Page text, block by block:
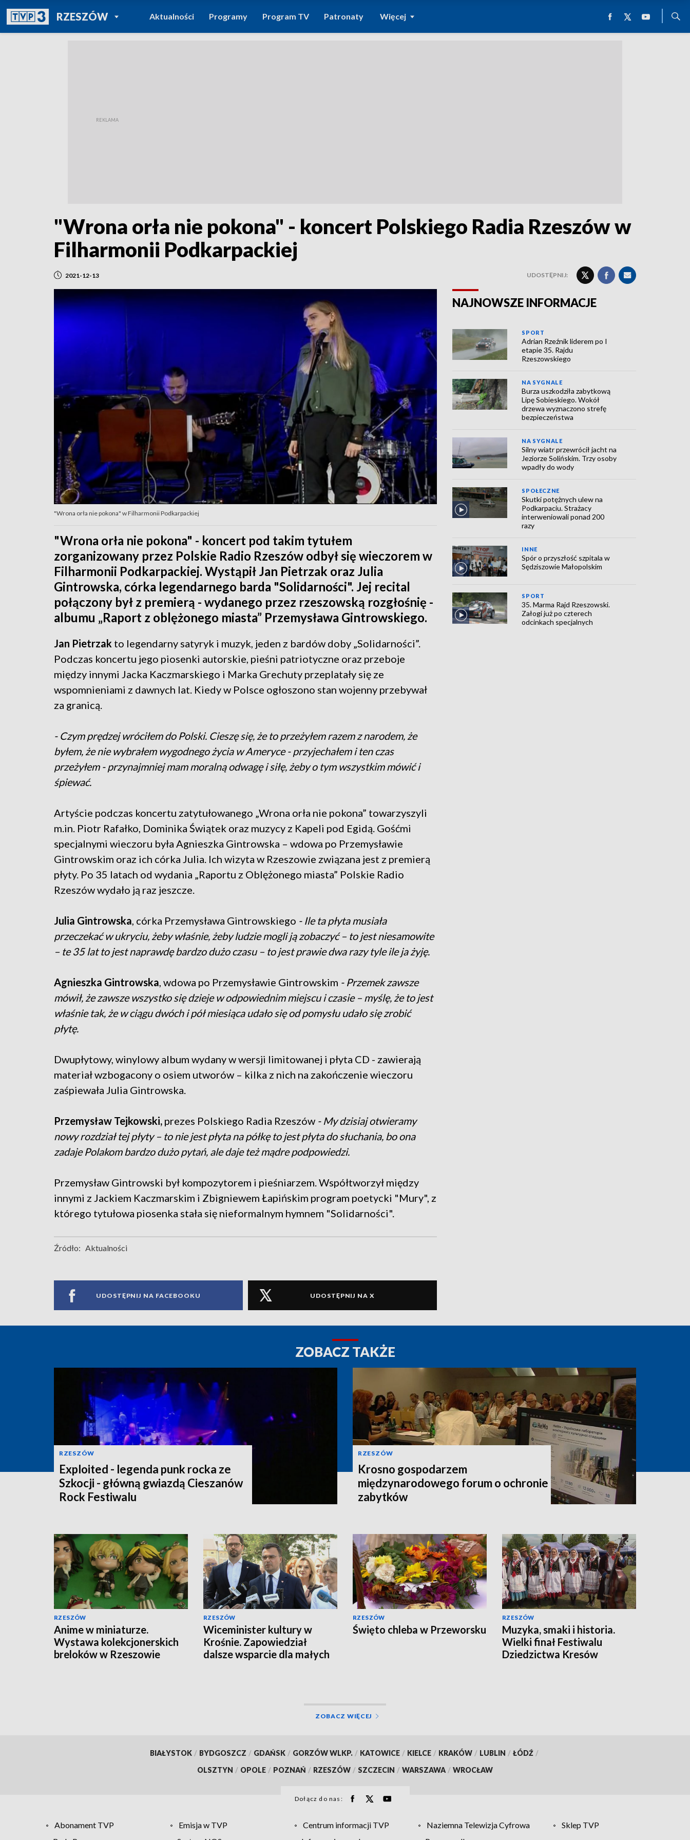
RZESZÓWPOWRÓT DO
TVP REGIONY
Aktualności Programy Program TV Patronaty Więcej
"Wrona orła nie pokona" - koncert Polskiego Radia Rzeszów w
Filharmonii Podkarpackiej
2021-12-13 UDOSTĘPNIJ:
"Wrona orła nie pokona" w Filharmonii Podkarpackiej
"Wrona orła nie pokona" - koncert pod takim tytułem
zorganizowany przez Polskie Radio Rzeszów odbył się wieczorem w
Filharmonii Podkarpackiej. Wystąpił Jan Pietrzak oraz Julia
Gintrowska, córka legendarnego barda "Solidarności". Jej recital
połączony był z premierą - wydanego przez rzeszowską rozgłośnię -
albumu „Raport z oblężonego miasta” Przemysława Gintrowskiego.
Jan Pietrzak to legendarny satyryk i muzyk, jeden z bardów doby „Solidarności”.
Podczas koncertu jego piosenki autorskie, pieśni patriotyczne oraz przeboje
między innymi Jacka Kaczmarskiego i Marka Grechuty przeplatały się ze
wspomnieniami z dawnych lat. Kiedy w Polsce ogłoszono stan wojenny przebywał
za granicą.
- Czym prędzej wróciłem do Polski. Cieszę się, że to przeżyłem razem z narodem, że
byłem, że nie wybrałem wygodnego życia w Ameryce - przyjechałem i ten czas
przeżyłem - przynajmniej mam moralną odwagę i siłę, żeby o tym wszystkim mówić i
śpiewać.
Artyście podczas koncertu zatytułowanego „Wrona orła nie pokona” towarzyszyli
m.in. Piotr Rafałko, Dominika Świątek oraz muzycy z Kapeli pod Egidą. Gośćmi
specjalnymi wieczoru była Agnieszka Gintrowska – wdowa po Przemysławie
Gintrowskim oraz ich córka Julia. Ich wizyta w Rzeszowie związana jest z premierą
płyty. Po 35 latach od wydania „Raportu z Oblężonego miasta” Polskie Radio
Rzeszów wydało ją raz jeszcze.
Julia Gintrowska, córka Przemysława Gintrowskiego - Ile ta płyta musiała
przeczekać w ukryciu, żeby właśnie, żeby ludzie mogli ją zobaczyć – to jest niesamowite
– te 35 lat to jest naprawdę bardzo dużo czasu – to jest prawie dwa razy tyle ile ja żyję.
Agnieszka Gintrowska, wdowa po Przemysławie Gintrowskim - Przemek zawsze
mówił, że zawsze wszystko się dzieje w odpowiednim miejscu i czasie – myślę, że to jest
właśnie tak, że w ciągu dwóch i pół miesiąca udało się od pomysłu udało się zrobić
płytę.
Dwupłytowy, winylowy album wydany w wersji limitowanej i płyta CD - zawierają
materiał wzbogacony o osiem utworów – kilka z nich na zakończenie wieczoru
zaśpiewała Julia Gintrowska.
Przemysław Tejkowski, prezes Polskiego Radia Rzeszów - My dzisiaj otwieramy
nowy rozdział tej płyty – to nie jest płyta na półkę to jest płyta do słuchania, bo ona
zadaje Polakom bardzo dużo pytań, ale daje też mądre podpowiedzi.
Przemysław Gintrowski był kompozytorem i pieśniarzem. Współtworzył między
innymi z Jackiem Kaczmarskim i Zbigniewem Łapińskim program poetycki "Mury", z
którego tytułowa piosenka stała się nieformalnym hymnem "Solidarności".
Źródło: Aktualności
UDOSTĘPNIJ NA FACEBOOKU UDOSTĘPNIJ NA X
NAJNOWSZE INFORMACJE
SPORT
Adrian Rzeźnik liderem po I
etapie 35. Rajdu
Rzeszowskiego
NA SYGNALE
Burza uszkodziła zabytkową
Lipę Sobieskiego. Wokół
drzewa wyznaczono strefę
bezpieczeństwa
NA SYGNALE
Silny wiatr przewrócił jacht na
Jeziorze Solińskim. Trzy osoby
wpadły do wody
SPOŁECZNE
Skutki potężnych ulew na
Podkarpaciu. Strażacy
interweniowali ponad 200
razy
INNE
Spór o przyszłość szpitala w
Sędziszowie Małopolskim
SPORT
35. Marma Rajd Rzeszowski.
Załogi już po czterech
odcinkach specjalnych
ZOBACZ TAKŻE
RZESZÓW
Exploited - legenda punk rocka ze
Szkocji - główną gwiazdą Cieszanów
Rock Festiwalu
RZESZÓW
Krosno gospodarzem
międzynarodowego forum o ochronie
zabytków
RZESZÓW
Anime w miniaturze.
Wystawa kolekcjonerskich
breloków w Rzeszowie
RZESZÓW
Wiceminister kultury w
Krośnie. Zapowiedział
dalsze wsparcie dla małych
RZESZÓW
Święto chleba w Przeworsku
RZESZÓW
Muzyka, smaki i historia.
Wielki finał Festiwalu
Dziedzictwa Kresów
ZOBACZ WIĘCEJ
BIAŁYSTOK / BYDGOSZCZ / GDAŃSK / GORZÓW WLKP. / KATOWICE / KIELCE / KRAKÓW / LUBLIN / ŁÓDŹ /
OLSZTYN / OPOLE / POZNAŃ / RZESZÓW / SZCZECIN / WARSZAWA / WROCŁAW
Dołącz do nas:
Abonament TVP Emisja w TVP Centrum informacji TVP Naziemna Telewizja Cyfrowa
Sklep TVP